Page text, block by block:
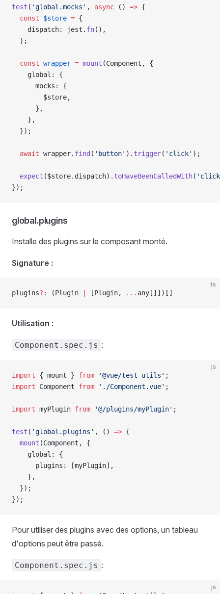
test ( 'global.mocks' , async () => {
  const
$store = {
    dispatch
: jest . fn(),
  };
  const
wrapper = mount (Component , {
    global
: {
      mocks
: {
        $store
,
      },
    },
  });
  await
wrapper. find ( 'button' ). trigger( 'click' );
  expect
($store. dispatch). toHaveBeenCalledWith(
});
global.plugins
Installe des plugins sur le composant monté.
Signature :
ts
plugins?: (Plugin [Plugin, ... any []])[]
Utilisation :
Component.spec.js :
js
import { mount } from '@vue/test-utils' ;
import Component from './Component.vue' ;
import myPlugin from '@/plugins/myPlugin' ;
test ( 'global.plugins' , () => {
  mount
(Component , {
    global
: {
      plugins
: [myPlugin],
    },
  });
});
Pour utiliser des plugins avec des options, un tableau
d'options peut être passé.
Component.spec.js :
js